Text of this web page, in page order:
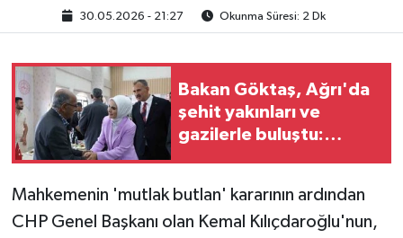
30.05.2026 - 21:27 Okunma Süresi: 2 Dk
Bakan Göktaş, Ağrı'da
şehit yakınları ve
gazilerle buluştu:
Mahkemenin 'mutlak butlan' kararının ardından
CHP Genel Başkanı olan Kemal Kılıçdaroğlu'nun,